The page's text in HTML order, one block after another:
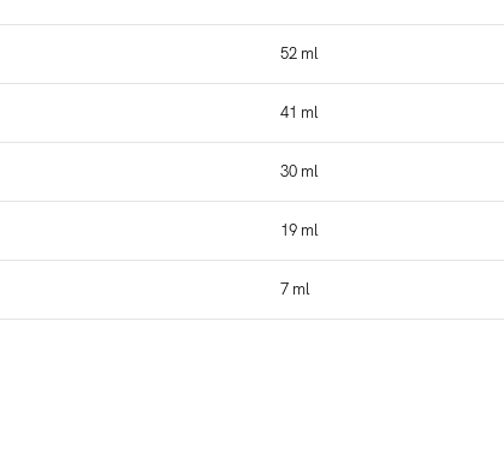
52 ml
41 ml
30 ml
19 ml
7 ml